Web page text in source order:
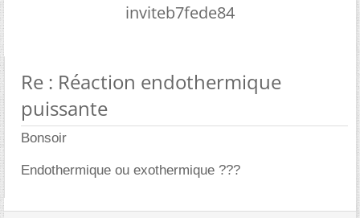
inviteb7fede84
Re : Réaction endothermique
puissante
Bonsoir
Endothermique ou exothermique ???